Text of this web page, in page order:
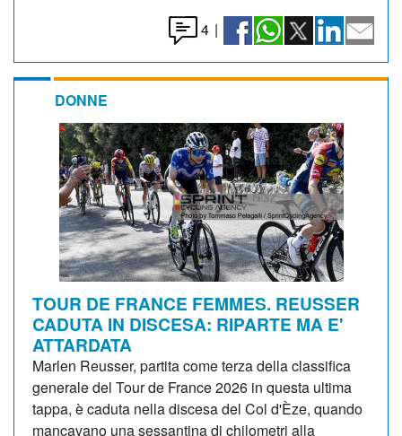
4 |
DONNE
TOUR DE FRANCE FEMMES. REUSSER
CADUTA IN DISCESA: RIPARTE MA E'
ATTARDATA
Marlen Reusser, partita come terza della classifica
generale del Tour de France 2026 in questa ultima
tappa, è caduta nella discesa del Col d'Èze, quando
mancavano una sessantina di chilometri alla